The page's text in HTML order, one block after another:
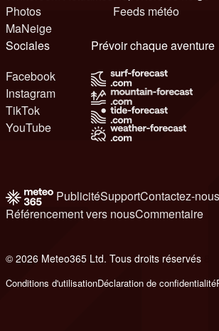
Photos
MaNeige
Feeds météo
Sociales
Facebook
Instagram
TikTok
YouTube
Prévoir chaque aventure
PublicitéSupportContactez-nous
Référencement vers nousCommentaire
© 2026 Meteo365 Ltd. Tous droits réservés
Conditions d'utilisationDéclaration de confidentialité